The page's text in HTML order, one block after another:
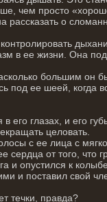
чем просто
о
в ее жизни. Она
большим он
под ее шеей, когда
глазах, и его
целовать.
с ее лица с
сердца от того, что
и опустился к
и поставил свой
течки, правда?